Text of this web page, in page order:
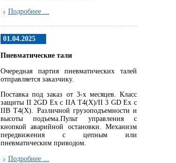
Подробнее ...
01.04.2025
Пневматические тали
Очередная партия пневматических талей
отправляется заказчику.
Поставка под заказ от 3-х месяцев. Класс
защиты II 2GD Ex c IIA T4(X)/II 3 GD Ex c
IIB T4(X). Различной грузоподъемности и
высоты подъема.Пульт управления с
кнопкой аварийной остановки. Механизм
передвижения с цепным или
пневматическим приводом.
Подробнее ...